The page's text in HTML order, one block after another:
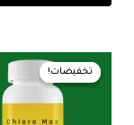
تخفيضات!
تخفيضات!
السعر
الأصلي
160,00 EGP.